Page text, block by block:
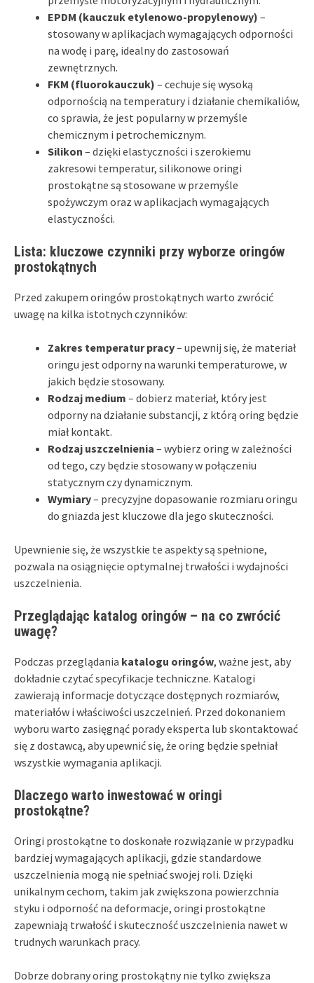
EPDM (kauczuk etylenowo-propylenowy) –
stosowany w aplikacjach wymagających odporności
na wodę i parę, idealny do zastosowań
zewnętrznych.
FKM (fluorokauczuk) – cechuje się wysoką
odpornością na temperatury i działanie chemikaliów,
co sprawia, że jest popularny w przemyśle
chemicznym i petrochemicznym.
Silikon – dzięki elastyczności i szerokiemu
zakresowi temperatur, silikonowe oringi
prostokątne są stosowane w przemyśle
spożywczym oraz w aplikacjach wymagających
elastyczności.
Lista: kluczowe czynniki przy wyborze oringów
prostokątnych
Przed zakupem oringów prostokątnych warto zwrócić
uwagę na kilka istotnych czynników:
Zakres temperatur pracy– upewnij się, że materiał
oringu jest odporny na warunki temperaturowe, w
jakich będzie stosowany.
Rodzaj medium – dobierz materiał, który jest
odporny na działanie substancji, z którą oring będzie
miał kontakt.
Rodzaj uszczelnienia – wybierz oring w zależności
od tego, czy będzie stosowany w połączeniu
statycznym czy dynamicznym.
Wymiary– precyzyjne dopasowanie rozmiaru oringu
do gniazda jest kluczowe dla jego skuteczności.
Upewnienie się, że wszystkie te aspekty są spełnione,
pozwala na osiągnięcie optymalnej trwałości i wydajności
uszczelnienia.
Przeglądając katalog oringów – na co zwrócić
uwagę?
Podczas przeglądania katalogu oringów, ważne jest, aby
dokładnie czytać specyfikacje techniczne. Katalogi
zawierają informacje dotyczące dostępnych rozmiarów,
materiałów i właściwości uszczelnień. Przed dokonaniem
wyboru warto zasięgnąć porady eksperta lub skontaktować
się z dostawcą, aby upewnić się, że oring będzie spełniał
wszystkie wymagania aplikacji.
Dlaczego warto inwestować w oringi
prostokątne?
Oringi prostokątne to doskonałe rozwiązanie w przypadku
bardziej wymagających aplikacji, gdzie standardowe
uszczelnienia mogą nie spełniać swojej roli. Dzięki
unikalnym cechom, takim jak zwiększona powierzchnia
styku i odporność na deformacje, oringi prostokątne
zapewniają trwałość i skuteczność uszczelnienia nawet w
trudnych warunkach pracy.
Dobrze dobrany oring prostokątny nie tylko zwiększa